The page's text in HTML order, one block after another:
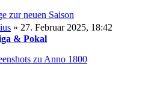
zur neuen Saison
» 27. Februar 2025, 18:42
& Pokal
zu Anno 1800